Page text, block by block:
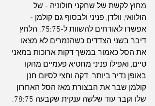
מחוץ לקשת של שחקני חולוניה - של
הולוואי, וולדן, פניני ולבסוף גם קולמן -
אפשרו לאורחים להשוות ל-75:75. הלחץ
דיבר בשני הצדדים כשהנמרים לא מצאו
את הסל כאמור במשך דקות ארוכות במאני
טיים, ואפילו פניני מחטיא פעמיים מהקו
באופן נדיר ביותר. דקה וחצי לסיום חנן
קולמן שבר את הבצורת מאז הסל האחרון
שלו וקבר עוד שלשה ענקית שקבעה 78:75.